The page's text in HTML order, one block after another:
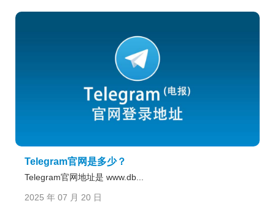
Telegram官网是多少？
Telegram官网地址是 www.db...
2025 年 07 月 20 日